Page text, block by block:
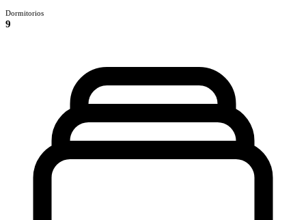
Dormitorios
9